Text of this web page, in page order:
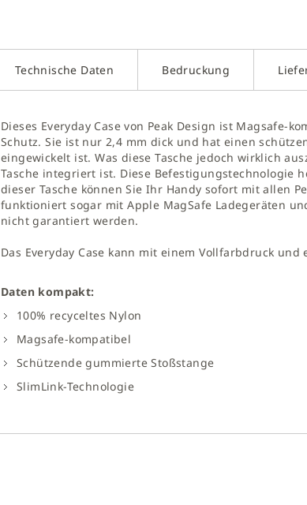
springen
Dieses Everyday Case von Peak Design ist Magsafe-
Schutz. Sie ist nur 2,4 mm dick und hat einen
eingewickelt ist. Was diese Tasche jedoch wirklich
Tasche integriert ist. Diese Befestigungstechnologie
dieser Tasche können Sie Ihr Handy sofort mit allen
funktioniert sogar mit Apple MagSafe Ladegeräten
nicht garantiert werden.
Das Everyday Case kann mit einem Vollfarbdruck
Daten kompakt:
100% recyceltes Nylon
Magsafe-kompatibel
Schützende gummierte Stoßstange
SlimLink-Technologie
Technische Daten Bedruckung